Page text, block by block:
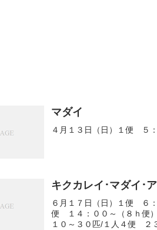
マダイ
４月１３日（日）１便 ５
キクカレイ･マダイ･
６月１７日（日）１便 ６
便 １４：００～（８ｈ
１０～３０匹/１人４便